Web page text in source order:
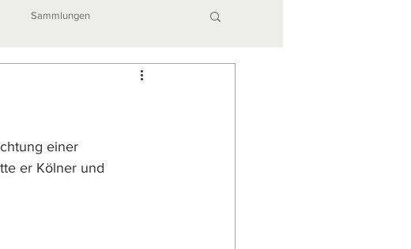
Sammlungen
einer
er Kölner und